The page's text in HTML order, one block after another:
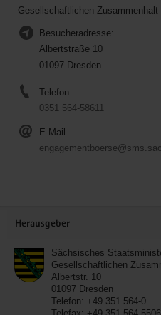
Gesellschaftlichen Zusammenhalt
Besucheradresse:
Albertstraße 10
01097 Dresden
Telefon:
0351 564-58611
E-Mail
Herausgeber
Sächsisches
Gesellschaftlichen
Albertstr. 10
01097 Dresden
Telefon: +49 351 564-0